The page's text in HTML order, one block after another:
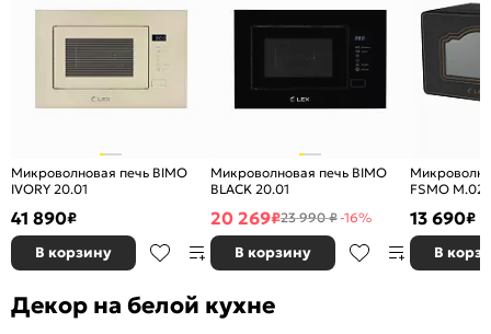
Микроволновая печь BIMO
IVORY 20.01
41 890₽
В корзину
Микроволновая печь BIMO
BLACK 20.01
20 269₽23 990 ₽-16%
В корзину
FSMO M.02
13 690₽
В
Декор на белой кухне